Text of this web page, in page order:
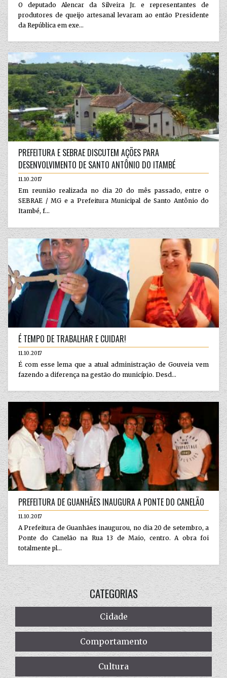
O deputado Alencar da Silveira Jr. e representantes de
produtores de queijo artesanal levaram ao então Presidente
da República em exe...
PREFEITURA E SEBRAE DISCUTEM AÇÕES PARA
DESENVOLVIMENTO DE SANTO ANTÔNIO DO ITAMBÉ
11.10.2017
Em reunião realizada no dia 20 do mês passado, entre o
SEBRAE / MG e a Prefeitura Municipal de Santo Antônio do
Itambé, f...
É TEMPO DE TRABALHAR E CUIDAR!
11.10.2017
É com esse lema que a atual administração de Gouveia vem
fazendo a diferença na gestão do município. Desd...
PREFEITURA DE GUANHÃES INAUGURA A PONTE DO CANELÃO
11.10.2017
A Prefeitura de Guanhães inaugurou, no dia 20 de setembro, a
Ponte do Canelão na Rua 13 de Maio, centro. A obra foi
totalmente pl...
CATEGORIAS
Cidade
Comportamento
Cultura